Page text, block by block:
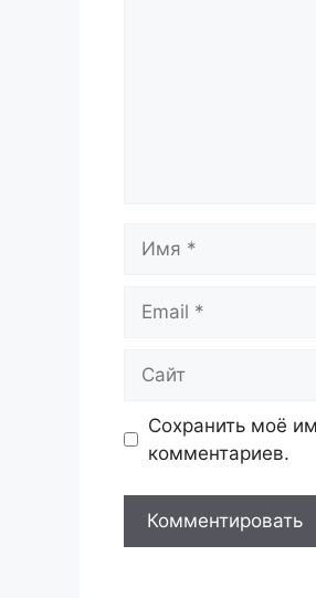
Сохранить моё
комментариев.